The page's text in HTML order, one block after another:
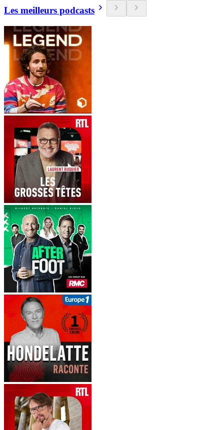
Les meilleurs podcasts